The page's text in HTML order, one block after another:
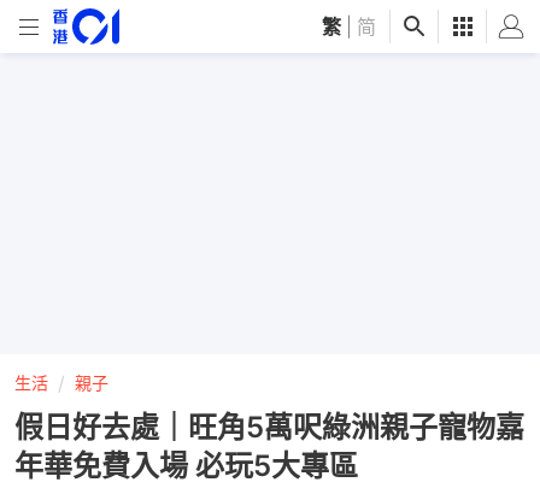
繁 简
生活 親子
假日好去處｜旺角5萬呎綠洲親子寵物嘉
年華免費入場 必玩5大專區